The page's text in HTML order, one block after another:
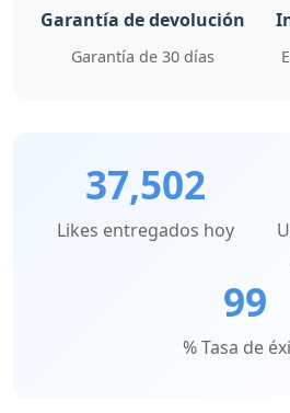
Garantía de devolución
Garantía de 30 días
37,502
Likes entregados hoy
99
% Tasa de